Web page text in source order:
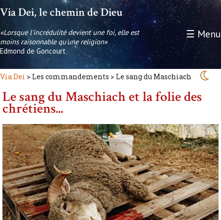
Via Dei, le chemin de Dieu
«Lorsque l'incrédulité devient une foi, elle est
moins raisonnable qu'une religion»
Edmond de Goncourt
☰ Menu
Via Dei > Les commandements > Le sang du Maschiach
Le sang du Maschiach et la folie des
chrétiens...